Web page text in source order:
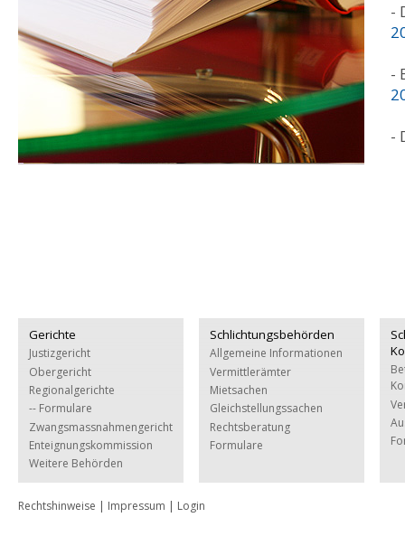
-
-
-
Gerichte
Justizgericht
Obergericht
Regionalgerichte
-- Formulare
Zwangsmassnahmengericht
Enteignungskommission
Weitere Behörden
Schlichtungsbehörden
Allgemeine Informationen
Vermittlerämter
Mietsachen
Gleichstellungssachen
Rechtsberatung
Formulare
Rechtshinweise | Impressum | Login